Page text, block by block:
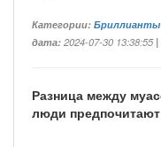
Категории:Бриллианты
дата:2024-07-30 13:38:55
Разница между
люди